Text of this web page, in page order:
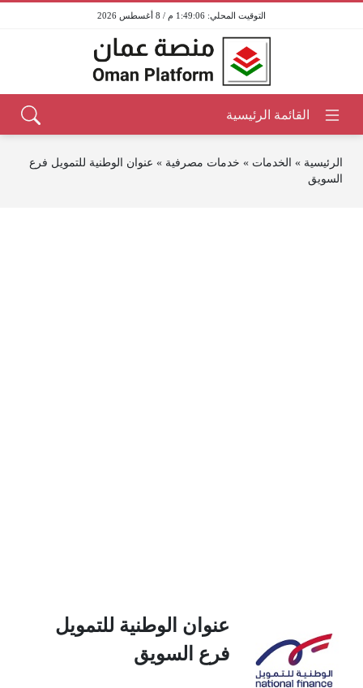
1:49:06 م / 8 أغسطس 2026
الرئيسية » الخدمات » خدمات مصرفية » عنوان الوطنية للتمويل فرع
السويق
عنوان الوطنية للتمويل
فرع السويق